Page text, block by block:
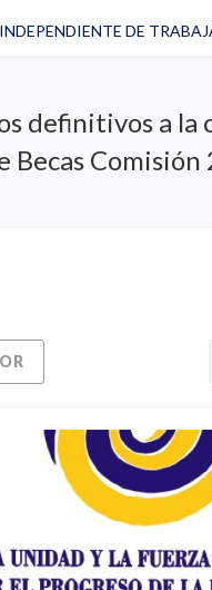
definitivos a la
Becas Comisión